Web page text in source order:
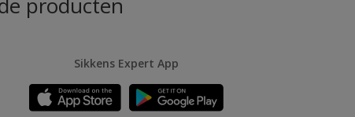
Sikkens Expert App